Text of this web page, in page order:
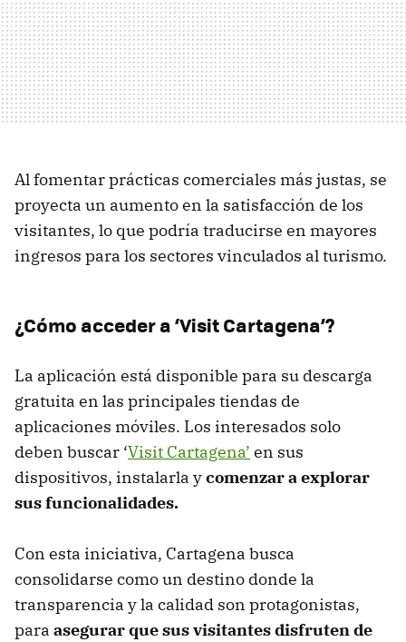
Al fomentar prácticas comerciales más justas, se
proyecta un aumento en la satisfacción de los
visitantes, lo que podría traducirse en mayores
ingresos para los sectores vinculados al turismo.
¿Cómo acceder a ‘Visit Cartagena’?
La aplicación está disponible para su descarga
gratuita en las principales tiendas de
aplicaciones móviles. Los interesados solo
deben buscar ‘Visit Cartagena’ en sus
dispositivos, instalarla ycomenzar a explorar
sus funcionalidades.
Con esta iniciativa, Cartagena busca
consolidarse como un destino donde la
transparencia y la calidad son protagonistas,
para asegurar que sus visitantes disfruten de